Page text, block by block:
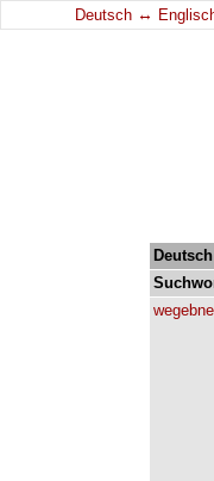
Deutsch ↔
Deutsch